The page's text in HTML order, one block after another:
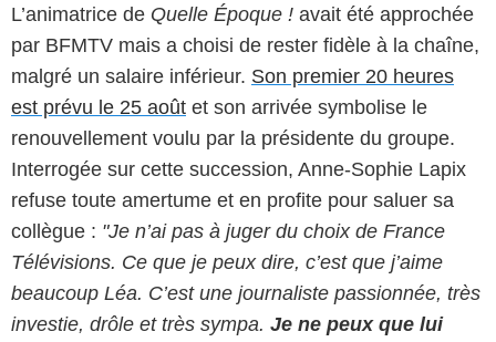
L’animatrice de Quelle Époque ! avait été approchée
par BFMTV mais a choisi de rester fidèle à la chaîne,
malgré un salaire inférieur. Son premier 20 heures
est prévu le 25 août et son arrivée symbolise le
renouvellement voulu par la présidente du groupe.
Interrogée sur cette succession, Anne-Sophie Lapix
refuse toute amertume et en profite pour saluer sa
collègue : "Je n’ai pas à juger du choix de France
Télévisions. Ce que je peux dire, c’est que j’aime
beaucoup Léa. C’est une journaliste passionnée, très
investie, drôle et très sympa. Je ne peux que lui